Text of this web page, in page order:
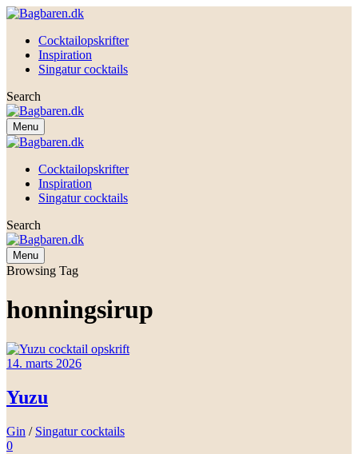
Cocktailopskrifter
Inspiration
Singatur cocktails
Search
Menu
Cocktailopskrifter
Inspiration
Singatur cocktails
Search
Menu
Browsing Tag
honningsirup
14. marts 2026
Yuzu
Gin / Singatur cocktails
0